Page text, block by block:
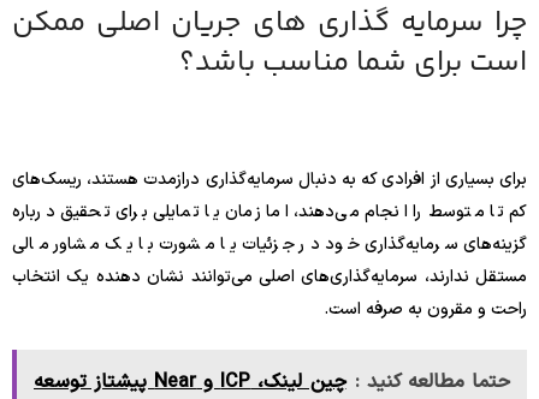
چرا سرمایه گذاری های جریان اصلی ممکن
است برای شما مناسب باشد؟
برای بسیاری از افرادی که به دنبال سرمایه‌گذاری درازمدت هستند، ریسک‌های
کم تا متوسط ​​را انجام می‌دهند، اما زمان یا تمایلی برای تحقیق درباره
گزینه‌های سرمایه‌گذاری خود در جزئیات یا مشورت با یک مشاور مالی
مستقل ندارند، سرمایه‌گذاری‌های اصلی می‌توانند نشان دهنده یک انتخاب
راحت و مقرون به صرفه است.
حتما مطالعه کنید :
چین‌ لینک، ICP و Near پیشتاز توسعه